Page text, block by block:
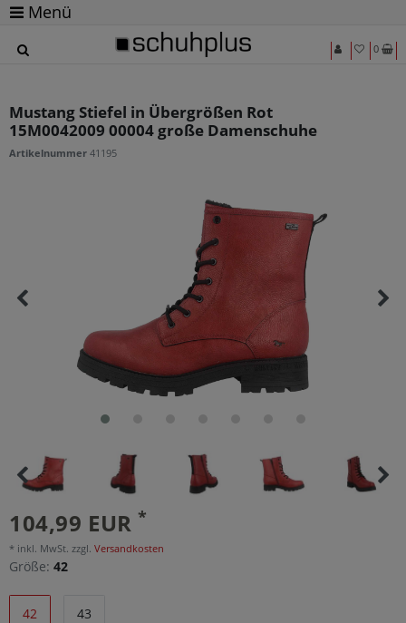
Menü
0
Mustang Stiefel in Übergrößen Rot
15M0042009 00004 große Damenschuhe
Artikelnummer 41195
104,99 EUR*
* inkl. MwSt. zzgl. Versandkosten
Größe: 42
42 43